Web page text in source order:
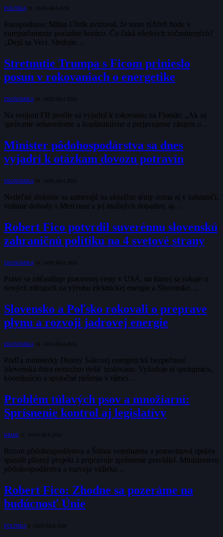
POLITIKA 19. JANUÁRA 2026
Europoslanec Milan Uhrík avizoval, že tento týždeň bude v
europarlamente poriadne horúco. Čo čaká všetkých zúčastnených?
„Dejú sa Veci. Sledujte…
Stretnutie Trumpa s Ficom prinieslo
posun v rokovaniach o energetike
EKONOMIKA 18. JANUÁRA 2026
Na svojom FB profile sa vyjadril k rokovaniu na Floride: „Ak sa
správame sebavedome a konštruktívne a prejavujeme záujem o…
Minister pôdohospodárstva sa dnes
vyjadrí k otázkam dovozu potravín
EKONOMIKA 18. JANUÁRA 2026
Nedeľné diskusie sa zamerajú na aktuálne témy doma aj v zahraničí,
vrátane dohody s Mercosur a jej možných dopadov, aj…
Robert Fico potvrdil suverénnu slovenskú
zahraničnú politiku na 4 svetové strany
EKONOMIKA 16. JANUÁRA 2026
Práve sa zúčastňuje pracovnej cesty v USA, na ktorej sa rokuje o
nových zdrojoch na výrobu elektrickej energie a Slovensko…
Slovensko a Poľsko rokovali o preprave
plynu a rozvoji jadrovej energie
EKONOMIKA 14. JANUÁRA 2026
Podľa ministerky Denisy Sakovej energetickú bezpečnosť
Slovenska dnes nemožno riešiť izolovane. Vyžaduje si spoluprácu,
koordináciu a spoločné riešenia v rámci…
Problém túlavých psov a množiarní:
Sprísnenie kontrol aj legislatívy
KRIMI 11. JANUÁRA 2026
Rezort pôdohospodárstva a Štátna veterinárna a potravinová správa
spustili pilotný projekt a pripravuje sprísnenie pravidiel. Ministerstvo
pôdohospodárstva a rozvoja vidieka…
Robert Fico: Zhodne sa pozeráme na
budúcnosť Únie
POLITIKA 9. JANUÁRA 2026